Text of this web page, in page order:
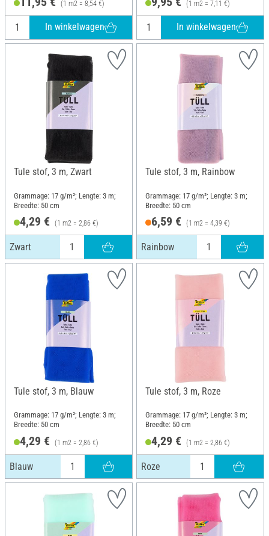
(1 m2 = 8,54 €)
In winkelwagen
(1 m2 = 7,11 €)
In winkelwagen
Tule stof, 3 m, Zwart
Grammage: 17 g/m²; Lengte: 3 m;
Breedte: 50 cm
4,29 € (1 m2 = 2,86 €)
Zwart
Tule stof, 3 m, Rainbow
Grammage: 17 g/m²; Lengte: 3 m;
Breedte: 50 cm
6,59 € (1 m2 = 4,39 €)
Rainbow
Tule stof, 3 m, Blauw
Grammage: 17 g/m²; Lengte: 3 m;
Breedte: 50 cm
4,29 € (1 m2 = 2,86 €)
Blauw
Tule stof, 3 m, Roze
Grammage: 17 g/m²; Lengte: 3 m;
Breedte: 50 cm
4,29 € (1 m2 = 2,86 €)
Roze